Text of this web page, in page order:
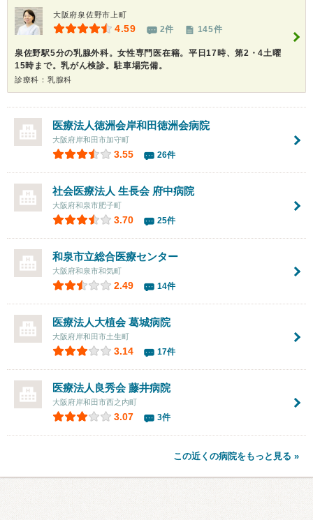
大阪府泉佐野市上町
4.59 2件 145件
泉佐野駅5分の乳腺外科。女性専門医在籍。平日17時、第2・4土曜
15時まで。乳がん検診。駐車場完備。
診療科：乳腺科
医療法人徳洲会岸和田徳洲会病院
大阪府岸和田市加守町
3.55 26件
社会医療法人 生長会 府中病院
大阪府和泉市肥子町
3.70 25件
和泉市立総合医療センター
大阪府和泉市和気町
2.49 14件
医療法人大植会 葛城病院
大阪府岸和田市土生町
3.14 17件
医療法人良秀会藤井病院
大阪府岸和田市西之内町
3.07 3件
この近くの病院をもっと見る »